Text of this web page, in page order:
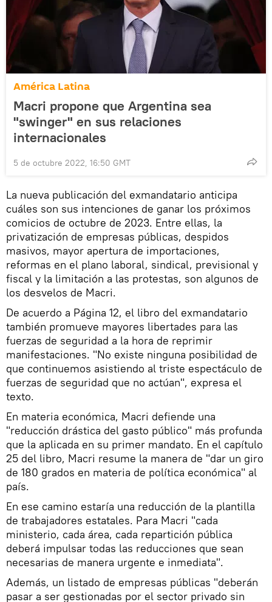
América Latina
Macri propone que Argentina sea
"swinger" en sus relaciones
internacionales
5 de octubre 2022, 16:50 GMT
La nueva publicación del exmandatario anticipa
cuáles son sus intenciones de ganar los próximos
comicios de octubre de 2023. Entre ellas, la
privatización de empresas públicas, despidos
masivos, mayor apertura de importaciones,
reformas en el plano laboral, sindical, previsional y
fiscal y la limitación a las protestas, son algunos de
los desvelos de Macri.
De acuerdo a Página 12, el libro del exmandatario
también promueve mayores libertades para las
fuerzas de seguridad a la hora de reprimir
manifestaciones. "No existe ninguna posibilidad de
que continuemos asistiendo al triste espectáculo de
fuerzas de seguridad que no actúan", expresa el
texto.
En materia económica, Macri defiende una
"reducción drástica del gasto público" más profunda
que la aplicada en su primer mandato. En el capítulo
25 del libro, Macri resume la manera de "dar un giro
de 180 grados en materia de política económica" al
país.
En ese camino estaría una reducción de la plantilla
de trabajadores estatales. Para Macri "cada
ministerio, cada área, cada repartición pública
deberá impulsar todas las reducciones que sean
necesarias de manera urgente e inmediata".
Además, un listado de empresas públicas "deberán
pasar a ser gestionadas por el sector privado sin